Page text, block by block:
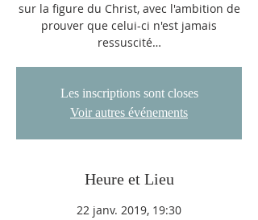
sur la figure du Christ, avec l'ambition de
prouver que celui-ci n'est jamais
ressuscité…
Les inscriptions sont closes
Voir autres événements
Heure et Lieu
22 janv. 2019, 19:30